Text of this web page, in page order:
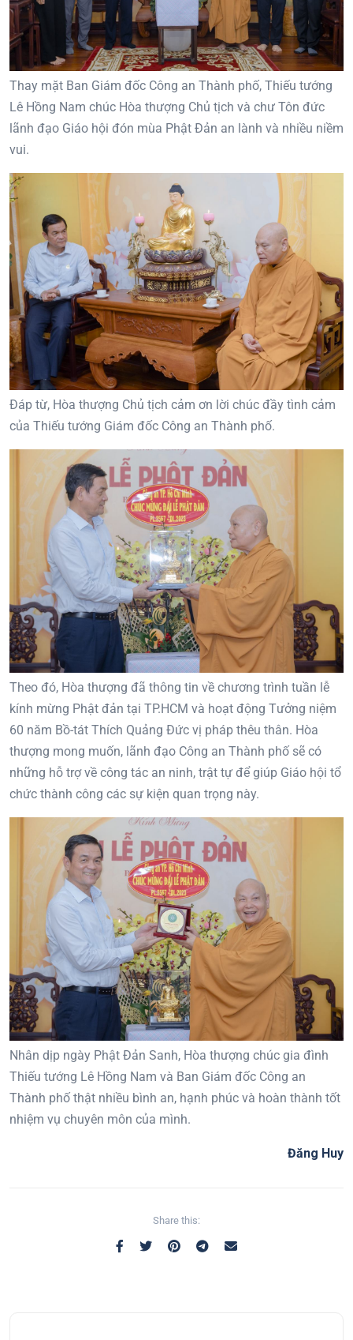
Thay mặt Ban Giám đốc Công an Thành phố, Thiếu tướng
Lê Hồng Nam chúc Hòa thượng Chủ tịch và chư Tôn đức
lãnh đạo Giáo hội đón mùa Phật Đản an lành và nhiều niềm
vui.
Đáp từ, Hòa thượng Chủ tịch cảm ơn lời chúc đầy tình cảm
của Thiếu tướng Giám đốc Công an Thành phố.
Theo đó, Hòa thượng đã thông tin về chương trình tuần lễ
kính mừng Phật đản tại TP.HCM và hoạt động Tưởng niệm
60 năm Bồ-tát Thích Quảng Đức vị pháp thêu thân. Hòa
thượng mong muốn, lãnh đạo Công an Thành phố sẽ có
những hỗ trợ về công tác an ninh, trật tự để giúp Giáo hội tổ
chức thành công các sự kiện quan trọng này.
Nhân dịp ngày Phật Đản Sanh, Hòa thượng chúc gia đình
Thiếu tướng Lê Hồng Nam và Ban Giám đốc Công an
Thành phố thật nhiều bình an, hạnh phúc và hoàn thành tốt
nhiệm vụ chuyên môn của mình.
Đăng Huy
Share this: